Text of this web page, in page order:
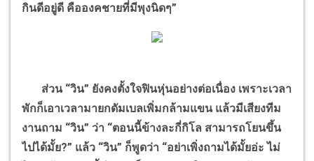
กินดีอยู่ดี คือองคชายที่มีพุงนิดๆ”
ส่วน “วิน” ยังคงตั้งใจฟินหุ่นอย่างต่อเนื่อง เพราะเวลา
พักก็เอาเวลามายกดัมเบลเพิ่มกล้ามแขน แล้วมีเสียงทีม
งานถาม “วิน” ว่า “ตอนนี้ข้างละกี่กิโล สามารถโยนขึ้น
ไปได้มั้ย?” แล้ว “วิน” ก็พูดว่า “อย่าเพิ่งถามได้มั้ยอ่ะ ไม่